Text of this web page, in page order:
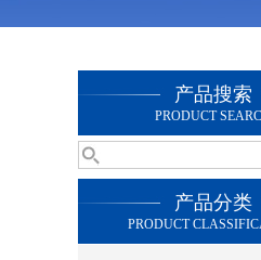
产品搜索
PRODUCT
产品分类
PRODUCT